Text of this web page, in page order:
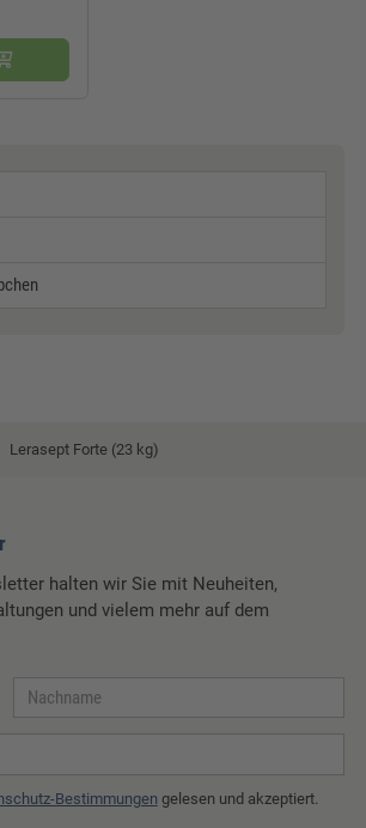
Lerasept Forte (23 kg)
halten wir Sie mit Neuheiten,
und vielem mehr auf dem
Bestimmungen gelesen und akzeptiert.